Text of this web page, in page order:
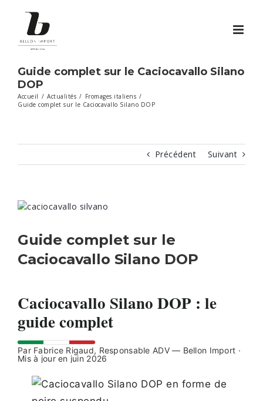
contenu
Guide complet sur le Caciocavallo Silano
DOP
Accueil / Actualités / Fromages italiens /
Guide complet sur le Caciocavallo Silano DOP
Précédent Suivant
Voir
Guide complet sur le
Caciocavallo Silano DOP
Caciocavallo Silano DOP : le
guide complet
Par Fabrice Rigaud, Responsable ADV — Bellon Import ·
Mis à jour en juin 2026